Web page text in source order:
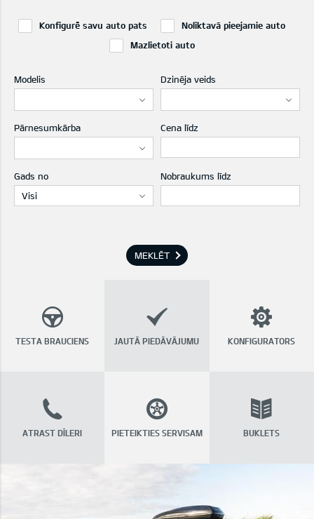
Konfigurē savu auto pats
Noliktavā pieejamie auto
Mazlietoti auto
Modelis Dzinēja veids
Pārnesumkārba Cena līdz
Gads no
Visi
Nobraukums līdz
MEKLĒT
TESTA BRAUCIENS JAUTĀ PIEDĀVĀJUMU KONFIGURATORS
ATRAST DĪLERI PIETEIKTIES SERVISAM BUKLETS